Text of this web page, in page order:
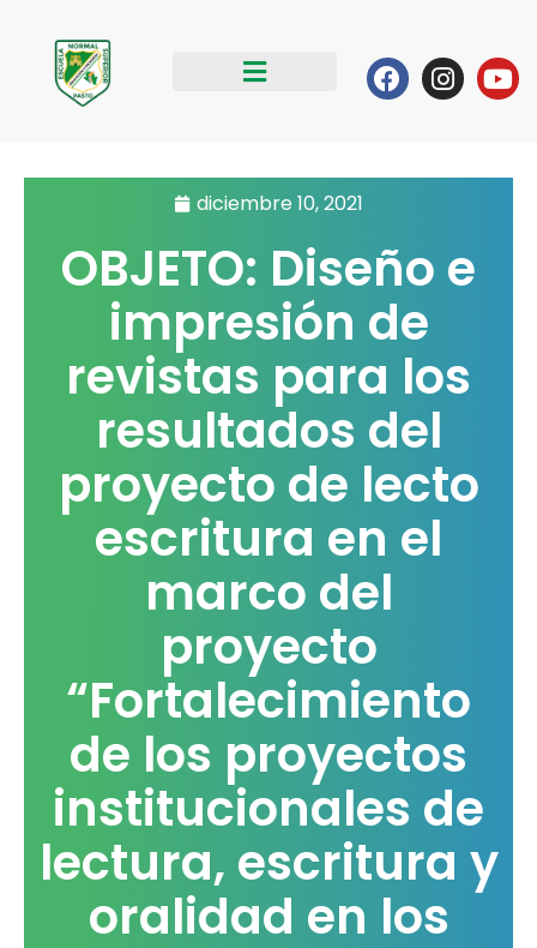
contenido
Facebook
diciembre 10, 2021
OBJETO: Diseño e
impresión de
revistas para los
resultados del
proyecto de lecto
escritura en el
marco del
proyecto
“Fortalecimiento
de los proyectos
institucionales de
lectura, escritura y
oralidad en los